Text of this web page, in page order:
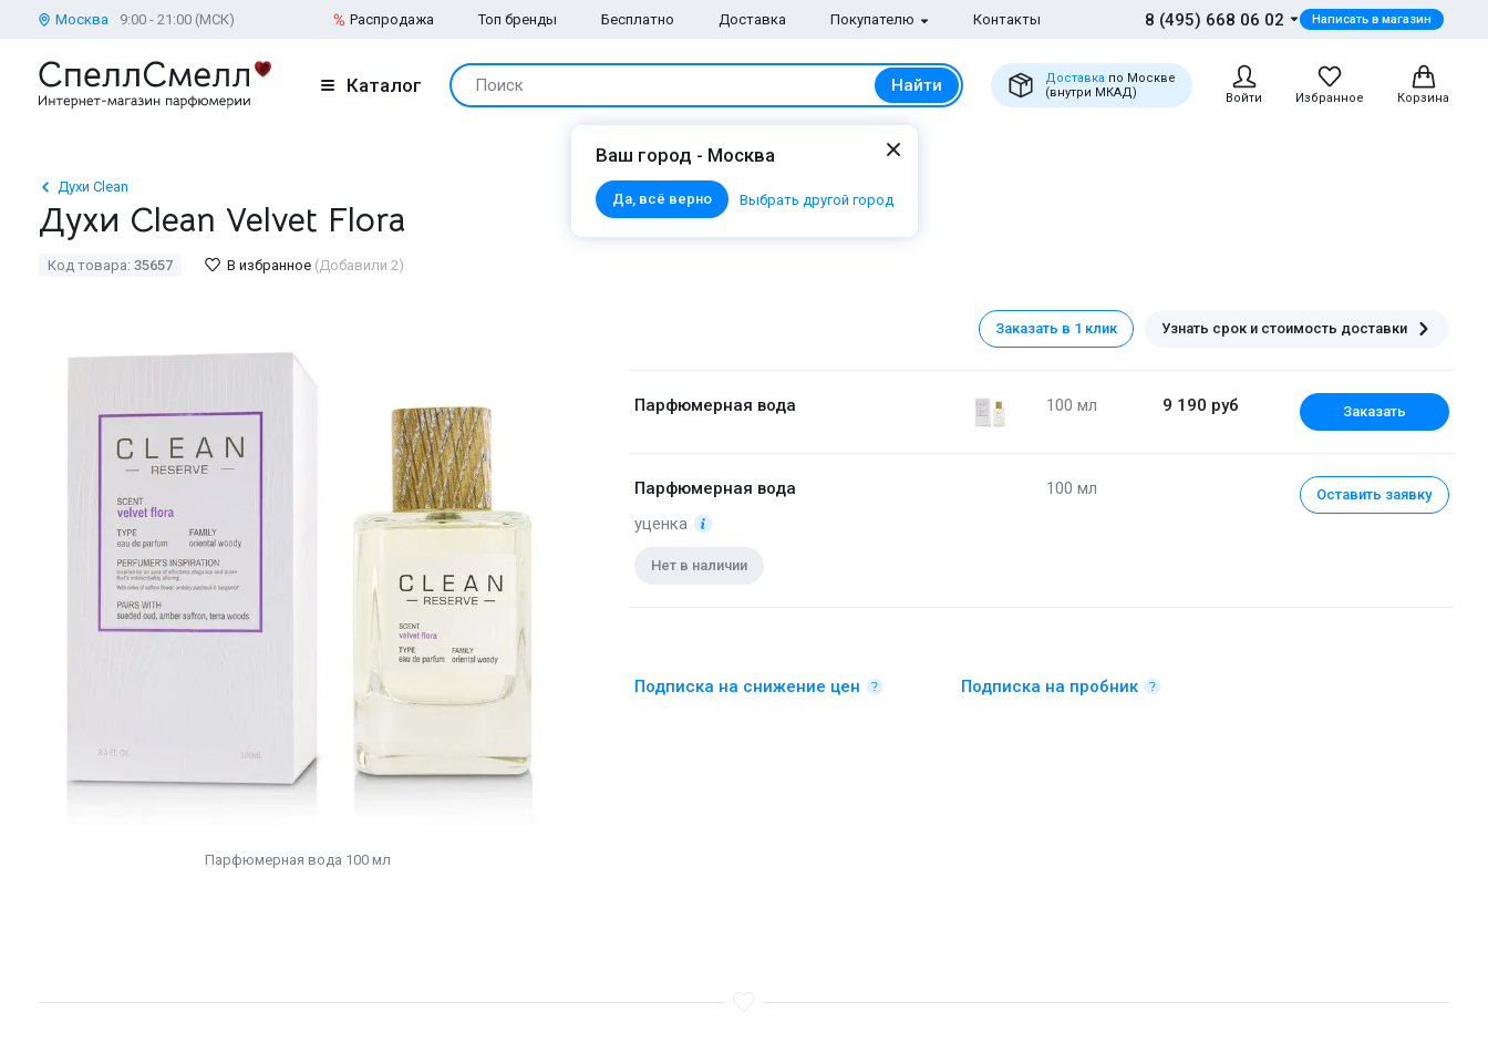
Москва 9:00 - 21:00 (МСК) Распродажа Топ бренды Бесплатно Доставка Покупателю Контакты 8 (495) 668 06 02 Написать в магазин
Каталог Поиск Найти Доставка по Москве
(внутри МКАД)
Войти Избранное Корзина
Ваш город - Москва
Да, всё верно Выбрать другой город
Духи Clean
Духи Clean Velvet Flora
Код товара: 35657 В избранное (Добавили 2)
Парфюмерная вода 100 мл
Заказать в 1 клик Узнать срок и стоимость доставки
Парфюмерная вода 9 190 руб
100 мл Заказать
Парфюмерная вода
уценка
Нет в наличии
100 мл Оставить заявку
Подписка на снижение цен Подписка на пробник